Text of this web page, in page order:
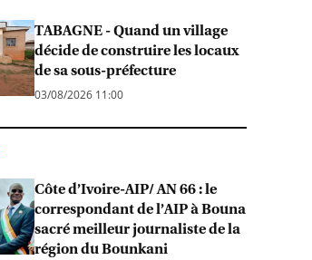
TABAGNE - Quand un village
décide de construire les locaux
de sa sous-préfecture
03/08/2026 11:00
Côte d’Ivoire-AIP/ AN 66 : le
correspondant de l’AIP à Bouna
sacré meilleur journaliste de la
région du Bounkani